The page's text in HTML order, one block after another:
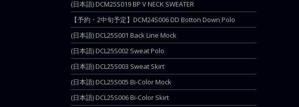
(日本語) DCM25S019 BP V NECK SWEATER
【予約・2中旬予定】DCM24S006 DD Botton Down Polo
(日本語) DCL25S001 Back Line Mock
(日本語) DCL25S002 Sweat Polo
(日本語) DCL25S003 Sweat Skirt
(日本語) DCL25S005 Bi-Color Mock
(日本語) DCL25S006 Bi-Color Skirt